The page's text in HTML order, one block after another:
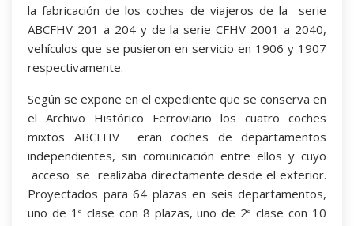
la fabricación de los coches de viajeros de la serie
ABCFHV 201 a 204 y de la serie CFHV 2001 a 2040,
vehículos que se pusieron en servicio en 1906 y 1907
respectivamente.
Según se expone en el expediente que se conserva en
el Archivo Histórico Ferroviario los cuatro coches
mixtos ABCFHV eran coches de departamentos
independientes, sin comunicación entre ellos y cuyo
acceso se realizaba directamente desde el exterior.
Proyectados para 64 plazas en seis departamentos,
uno de 1ª clase con 8 plazas, uno de 2ª clase con 10